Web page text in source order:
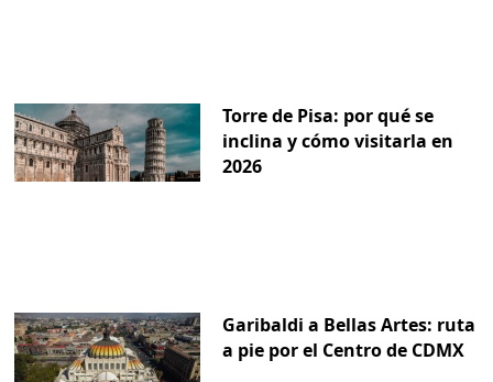
Torre de Pisa: por qué se
inclina y cómo visitarla en
2026
Garibaldi a Bellas Artes: ruta
a pie por el Centro de CDMX